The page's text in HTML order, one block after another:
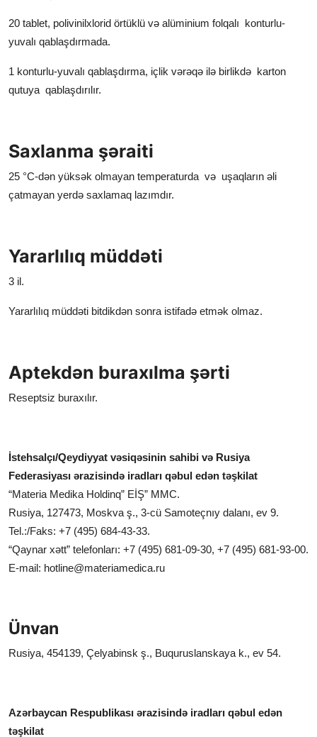
20 tablet, polivinilxlorid örtüklü və alüminium folqalı konturlu-
yuvalı qablaşdırmada.
1 konturlu-yuvalı qablaşdırma, içlik vərəqə ilə birlikdə karton
qutuya qablaşdırılır.
Saxlanma şəraiti
25 °С-dən yüksək olmayan temperaturda və uşaqların əli
çatmayan yerdə saxlamaq lazımdır.
Yararlılıq müddəti
3 il.
Yararlılıq müddəti bitdikdən sonra istifadə etmək olmaz.
Aptekdən buraxılma şərti
Reseptsiz buraxılır.
İstehsalçı/Qeydiyyat vəsiqəsinin sahibi və Rusiya
Federasiyası ərazisində iradları qəbul edən təşkilat
“Materia Medika Holdinq” EİŞ” MMC.
Rusiya, 127473, Moskva ş., 3-cü Samoteçnıy dalanı, ev 9.
Tel.:/Faks: +7 (495) 684-43-33.
“Qaynar xətt” telefonları: +7 (495) 681-09-30, +7 (495) 681-93-00.
E-mail: hotline@materiamedica.ru
Ünvan
Rusiya, 454139, Çelyabinsk ş., Buquruslanskaya k., ev 54.
Azərbaycan Respublikası ərazisində iradları qəbul edən
təşkilat